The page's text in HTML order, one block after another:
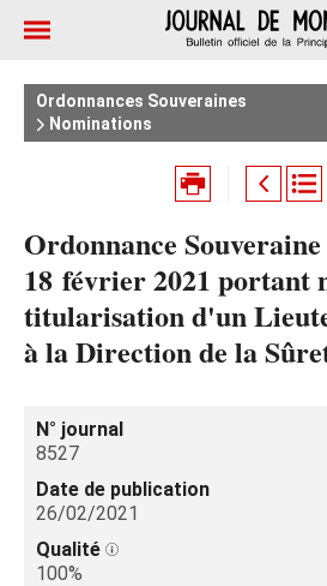
Ordonnances Souveraines
Nominations
Ordonnance
18 février 2021 portant
titularisation d'un
à la Direction de la
N° journal
8527
Date de publication
26/02/2021
Qualité
100%